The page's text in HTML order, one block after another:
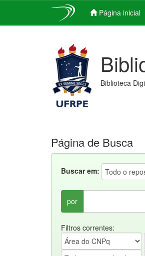
Página inicial
Biblioteca
Página de Busca
Buscar em:
por
Filtros correntes: